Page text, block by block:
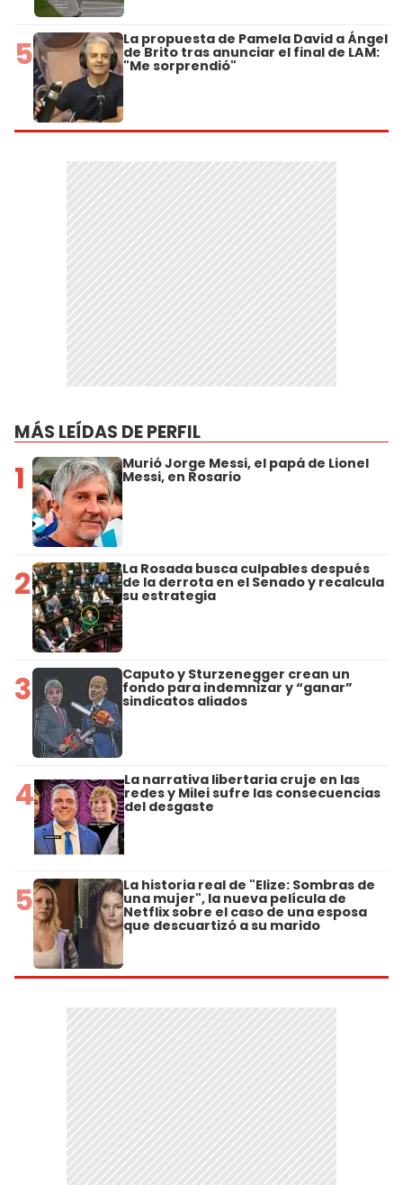
5 La propuesta de Pamela David a Ángel
de Brito tras anunciar el final de LAM:
"Me sorprendió"
MÁS LEÍDAS DE PERFIL
1 Murió Jorge Messi, el papá de Lionel
Messi, en Rosario
2 La Rosada busca culpables después
de la derrota en el Senado y recalcula
su estrategia
3 Caputo y Sturzenegger crean un
fondo para indemnizar y “ganar”
sindicatos aliados
4 La narrativa libertaria cruje en las
redes y Milei sufre las consecuencias
del desgaste
5 La historia real de "Elize: Sombras de
una mujer", la nueva película de
Netflix sobre el caso de una esposa
que descuartizó a su marido